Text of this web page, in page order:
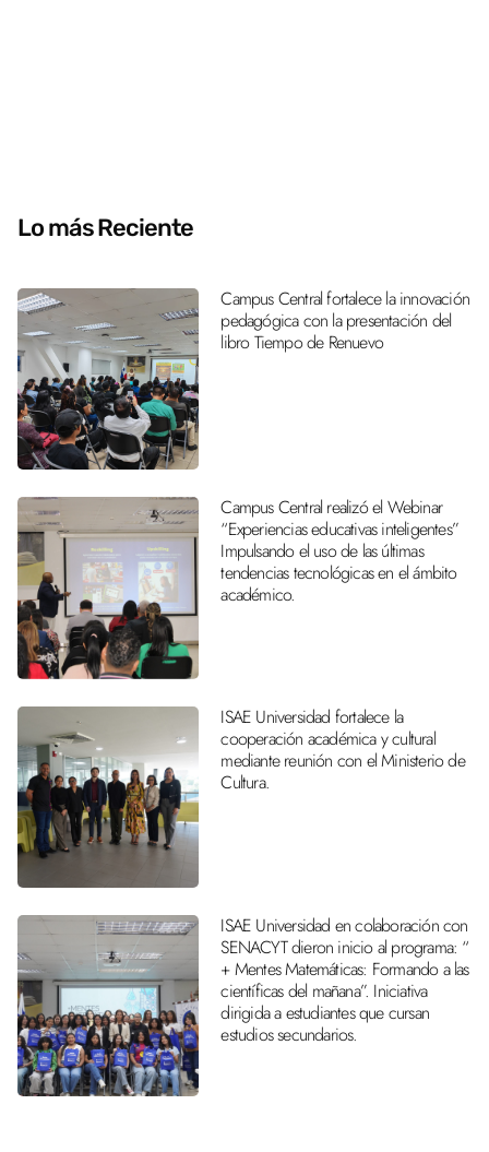
Lo más Reciente
Campus Central fortalece la innovación
pedagógica con la presentación del
libro Tiempo de Renuevo
Campus Central realizó el Webinar
“Experiencias educativas inteligentes”
Impulsando el uso de las últimas
tendencias tecnológicas en el ámbito
académico.
ISAE Universidad fortalece la
cooperación académica y cultural
mediante reunión con el Ministerio de
Cultura.
ISAE Universidad en colaboración con
SENACYT dieron inicio al programa: “
+ Mentes Matemáticas: Formando a las
científicas del mañana”. Iniciativa
dirigida a estudiantes que cursan
estudios secundarios.